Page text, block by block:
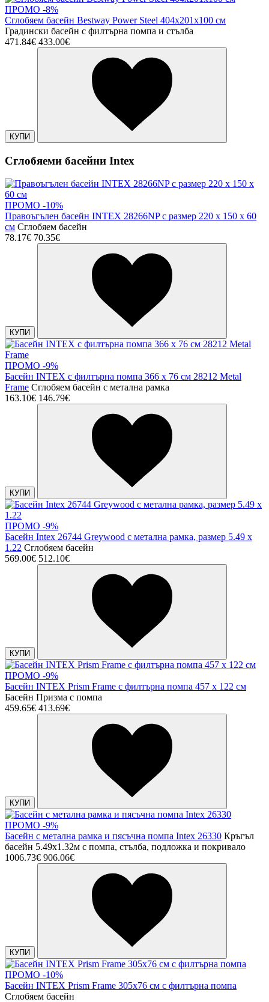
ПРОМО -8%
Сглобяем басейн Bestway Power Steel 404х201х100 см
Градински басейн с филтърна помпа и стълба
471.84€ 433.00€
КУПИ
Сглобяеми басейни Intex
ПРОМО -10%
Правоъгълен басейн INTEX 28266NP с размер 220 x 150 x 60
см Сглобяем басейн
78.17€ 70.35€
КУПИ
ПРОМО -9%
Басейн INTEX с филтърна помпа 366 х 76 см 28212 Metal
Frame Сглобяем басейн с метална рамка
163.10€ 146.79€
КУПИ
ПРОМО -9%
Басейн Intex 26744 Greywood с метална рамка, размер 5.49 x
1.22 Сглобяем басейн
569.00€ 512.10€
КУПИ
ПРОМО -9%
Басейн INTEX Prism Frame с филтърна помпа 457 x 122 см
Басейн Призма с помпа
459.65€ 413.69€
КУПИ
ПРОМО -9%
Басейн с метална рамка и пясъчна помпа Intex 26330 Кръгъл
басейн 5.49х1.32м с помпа, стълба, подложка и покривало
1006.73€ 906.06€
КУПИ
ПРОМО -10%
Басейн INTEX Prism Frame 305x76 см с филтърна помпа
Сглобяем басейн